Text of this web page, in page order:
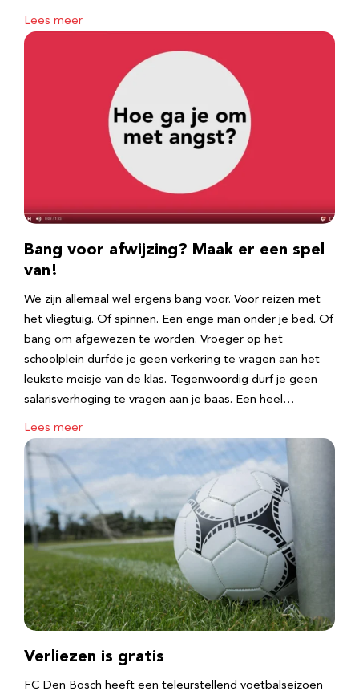
Lees meer
Bang voor afwijzing? Maak er een spel
van!
We zijn allemaal wel ergens bang voor. Voor reizen met
het vliegtuig. Of spinnen. Een enge man onder je bed. Of
bang om afgewezen te worden. Vroeger op het
schoolplein durfde je geen verkering te vragen aan het
leukste meisje van de klas. Tegenwoordig durf je geen
salarisverhoging te vragen aan je baas. Een heel…
Lees meer
Verliezen is gratis
FC Den Bosch heeft een teleurstellend voetbalseizoen